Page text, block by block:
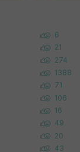
6
21
274
1388
71
106
16
49
20
43